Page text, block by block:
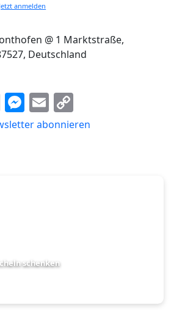
anmelden
@ 1 Marktstraße,
Deutschland
Threads
Messenger
Email
Link
abonnieren
schenken